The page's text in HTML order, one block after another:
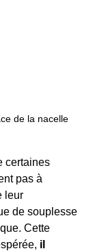
de la nacelle
certaines
pas à
leur
de souplesse
Cette
il